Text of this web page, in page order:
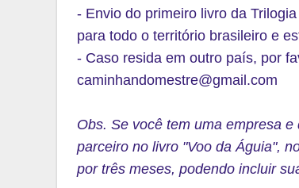
- Envio do primeiro livro da
para todo o território brasileiro e
- Caso resida em outro país, por
caminhandomestre@gmail.com
Obs. Se você tem uma empresa
parceiro no livro "Voo da Águia",
por três meses, podendo incluir